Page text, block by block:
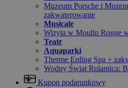
Muzeum Porsche i
zakwaterowanie
Musicale
Wizyta w Moulin Rouge
Teatr
Aquaparki
Therme Erding Spa +
Wodny Świat Rulantica:
Kupon podarunkowy